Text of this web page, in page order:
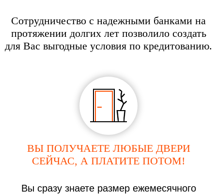
Сотрудничество с надежными банками на
протяжении долгих лет позволило создать
для Вас выгодные условия по кредитованию.
ВЫ ПОЛУЧАЕТЕ ЛЮБЫЕ ДВЕРИ
СЕЙЧАС, А ПЛАТИТЕ ПОТОМ!
Вы сразу знаете размер ежемесячного